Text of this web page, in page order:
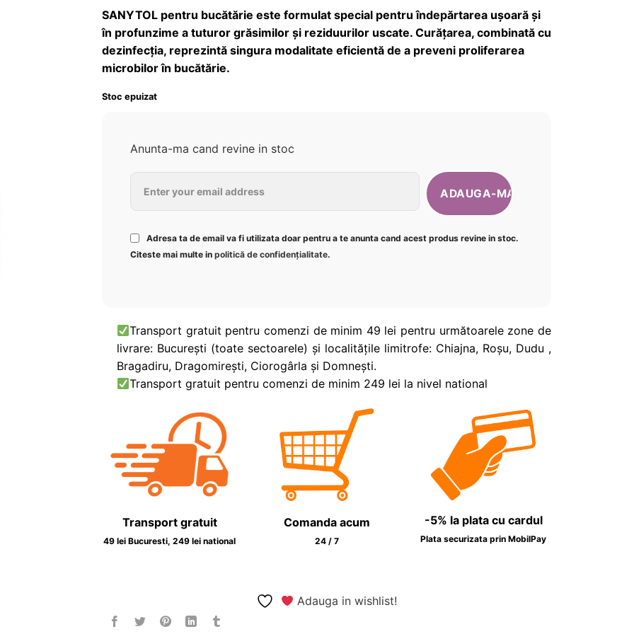
SANYTOL pentru bucătărie este formulat special pentru îndepărtarea ușoară și
în profunzime a tuturor grăsimilor și reziduurilor uscate. Curățarea, combinată cu
dezinfecția, reprezintă singura modalitate eficientă de a preveni proliferarea
microbilor în bucătărie.
Stoc epuizat
Anunta-ma cand revine in stoc
Adresa ta de email va fi utilizata doar pentru a te anunta cand acest produs revine in stoc.
Citeste mai multe in politică de confidențialitate.
Transport gratuit pentru comenzi de minim 49 lei pentru următoarele zone de
livrare: București (toate sectoarele) și localitățile limitrofe: Chiajna, Roșu, Dudu ,
Bragadiru, Dragomirești, Ciorogârla și Domnești.
Transport gratuit pentru comenzi de minim 249 lei la nivel national
Transport gratuit
49 lei Bucuresti, 249 lei national
Comanda acum
24 / 7
-5% la plata cu cardul
Plata securizata prin MobilPay
Adauga in wishlist!